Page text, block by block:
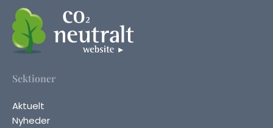
Sektioner
Aktuelt
Nyheder